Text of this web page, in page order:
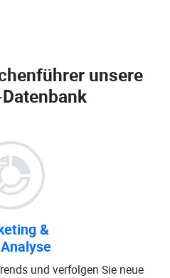
unsere
&
und verfolgen Sie neue